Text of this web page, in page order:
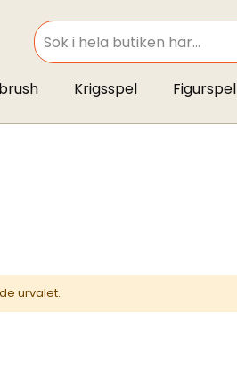
SEARCH
Krigsspel Figurspel
urvalet.